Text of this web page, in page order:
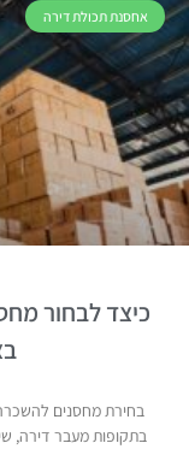
אחסנת תכולת דירה
כיצד לבחור
בחירת מחסנים
בתקופות מעבר דירה,